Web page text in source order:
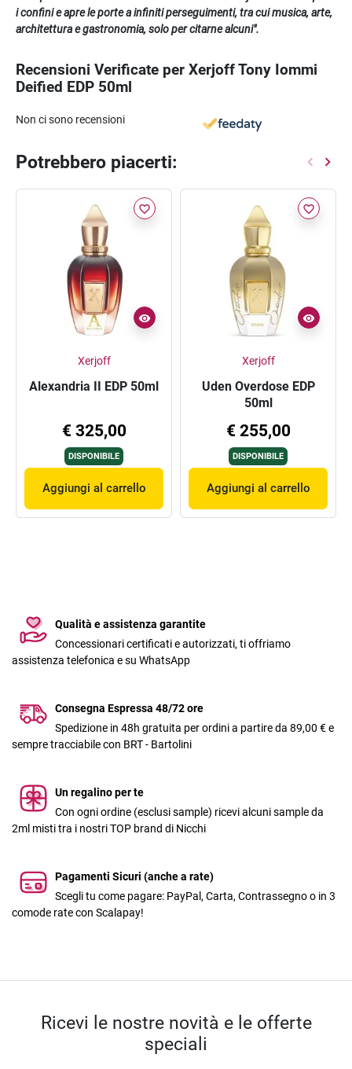
i confini e apre le porte a infiniti perseguimenti, tra cui musica, arte,
architettura e gastronomia, solo per citarne alcuni".
Recensioni Verificate per Xerjoff Tony Iommi
Deified EDP 50ml
Non ci sono recensioni
Potrebbero piacerti:
favorite_border
Xerjoff
Alexandria II EDP 50ml
€ 325,00
DISPONIBILE
Aggiungi al carrello
favorite_border
Xerjoff
Uden Overdose EDP
50ml
€ 255,00
DISPONIBILE
Aggiungi al carrello
Qualità e assistenza garantite
Concessionari certificati e autorizzati, ti offriamo
assistenza telefonica e su WhatsApp
Consegna Espressa 48/72 ore
Spedizione in 48h gratuita per ordini a partire da 89,00 € e
sempre tracciabile con BRT - Bartolini
Un regalino per te
Con ogni ordine (esclusi sample) ricevi alcuni sample da
2ml misti tra i nostri TOP brand di Nicchi
Pagamenti Sicuri (anche a rate)
Scegli tu come pagare: PayPal, Carta, Contrassegno o in 3
comode rate con Scalapay!
Ricevi le nostre novità e le offerte
speciali